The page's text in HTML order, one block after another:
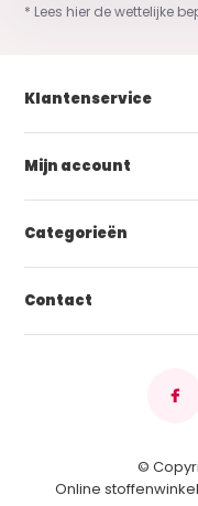
* Lees hier de wettelijke
Klantenservice
Mijn account
Categorieën
Contact
©
Online